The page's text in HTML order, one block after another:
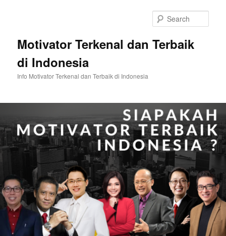
Motivator Terkenal dan Terbaik
di Indonesia
Info Motivator Terkenal dan Terbaik di Indonesia